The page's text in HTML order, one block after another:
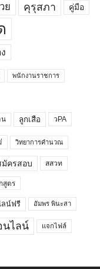
ย คุรุสภา คู่มือ
พนักงานราชการ
น ลูกเสือ วPA
วิทยาการคำนวณ
มัครสอบ สสวท
สูตร
ลน์ฟรี อัมพร พินะสา
นไลน์ แจกไฟล์